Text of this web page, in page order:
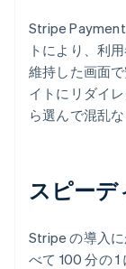
Stripe
トにより、利
維持した画面
イトにリダイ
ら選んで混乱
スピーデ
Stripe の導入
べて 100 分の